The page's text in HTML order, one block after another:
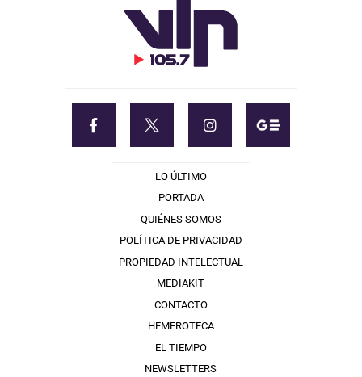
LO ÚLTIMO
PORTADA
QUIÉNES SOMOS
POLÍTICA DE PRIVACIDAD
PROPIEDAD INTELECTUAL
MEDIAKIT
CONTACTO
HEMEROTECA
EL TIEMPO
NEWSLETTERS